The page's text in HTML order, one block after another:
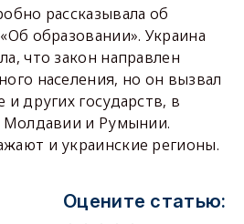
рассказывала об
образовании». Украина
что закон направлен
населения, но он вызвал
и других государств, в
Молдавии и Румынии.
и украинские регионы.
Оцените статью: